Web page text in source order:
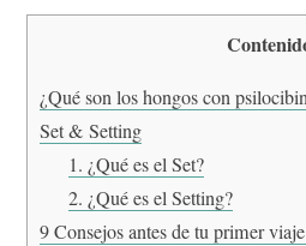
¿Qué son los hongos con
Set & Setting
1. ¿Qué es el Set?
2. ¿Qué es el Setting?
9 Consejos antes de tu primer